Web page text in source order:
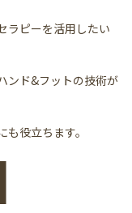
ラピーを活用したい
ンド&フットの技術が
役立ちます。